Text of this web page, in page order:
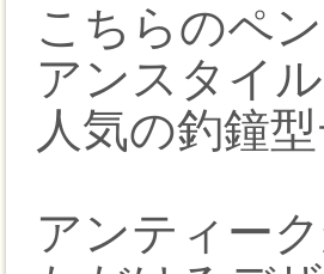
こちらのペ
アンスタイ
人気の釣鐘
アンティー